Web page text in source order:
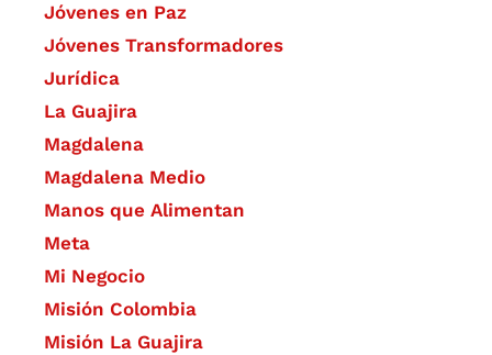
Jóvenes en Paz
Jóvenes Transformadores
Jurídica
La Guajira
Magdalena
Magdalena Medio
Manos que Alimentan
Meta
Mi Negocio
Misión Colombia
Misión La Guajira